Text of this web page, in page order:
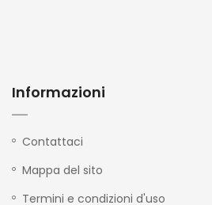
Informazioni
Contattaci
Mappa del sito
Termini e condizioni d'uso